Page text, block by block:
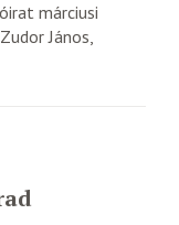
márciusi
János,